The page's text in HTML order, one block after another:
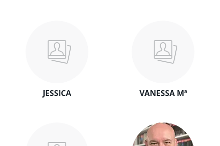
JESSICA VANESSA Mª